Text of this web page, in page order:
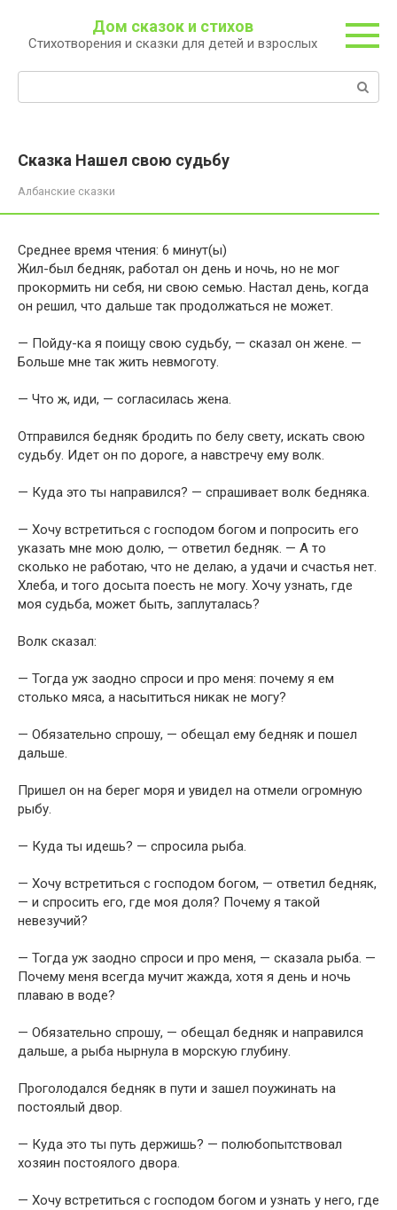
контенту
Дом сказок и стихов
Стихотворения и сказки для детей и взрослых
Сказка Нашел свою судьбу
Албанские сказки
Среднее время чтения: 6 минут(ы)
Жил-был бедняк, работал он день и ночь, но не мог
прокормить ни себя, ни свою семью. Настал день, когда
он решил, что дальше так продолжаться не может.
— Пойду-ка я поищу свою судьбу, — сказал он жене. —
Больше мне так жить невмоготу.
— Что ж, иди, — согласилась жена.
Отправился бедняк бродить по белу свету, искать свою
судьбу. Идет он по дороге, а навстречу ему волк.
— Куда это ты направился? — спрашивает волк бедняка.
— Хочу встретиться с господом богом и попросить его
указать мне мою долю, — ответил бедняк. — А то
сколько не работаю, что не делаю, а удачи и счастья нет.
Хлеба, и того досыта поесть не могу. Хочу узнать, где
моя судьба, может быть, заплуталась?
Волк сказал:
— Тогда уж заодно спроси и про меня: почему я ем
столько мяса, а насытиться никак не могу?
— Обязательно спрошу, — обещал ему бедняк и пошел
дальше.
Пришел он на берег моря и увидел на отмели огромную
рыбу.
— Куда ты идешь? — спросила рыба.
— Хочу встретиться с господом богом, — ответил бедняк,
— и спросить его, где моя доля? Почему я такой
невезучий?
— Тогда уж заодно спроси и про меня, — сказала рыба. —
Почему меня всегда мучит жажда, хотя я день и ночь
плаваю в воде?
— Обязательно спрошу, — обещал бедняк и направился
дальше, а рыба нырнула в морскую глубину.
Проголодался бедняк в пути и зашел поужинать на
постоялый двор.
— Куда это ты путь держишь? — полюбопытствовал
хозяин постоялого двора.
— Хочу встретиться с господом богом и узнать у него, где